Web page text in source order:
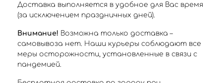
Доставка выполняется в удобное для Вас время
(за исключением праздничных дней).
Внимание! Возможна только доставка –
самовывоза нет. Наши курьеры соблюдают все
меры осторожности, установленные в связи с
пандемией.